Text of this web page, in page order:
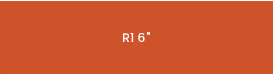
R1 6"